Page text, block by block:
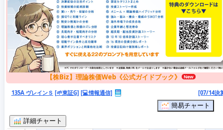
【株Biz】理論株価Web《公式ガイドブック》
135A ヴレインＳ [🌱東証G] [💻情報通信]
[07/14決
簡易チャート
詳細チャート